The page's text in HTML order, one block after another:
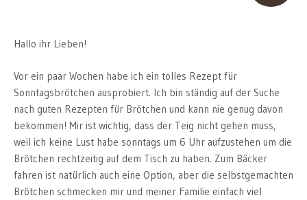
Hallo ihr Lieben!
Vor ein paar Wochen habe ich ein tolles Rezept für
Sonntagsbrötchen ausprobiert. Ich bin ständig auf der Suche
nach guten Rezepten für Brötchen und kann nie genug davon
bekommen! Mir ist wichtig, dass der Teig nicht gehen muss,
weil ich keine Lust habe sonntags um 6 Uhr aufzustehen um die
Brötchen rechtzeitig auf dem Tisch zu haben. Zum Bäcker
fahren ist natürlich auch eine Option, aber die selbstgemachten
Brötchen schmecken mir und meiner Familie einfach viel